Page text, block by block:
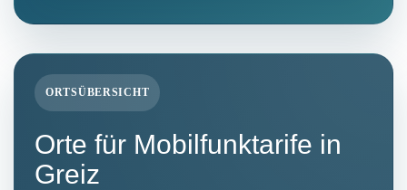
ORTSÜBERSICHT
Orte für Mobilfunktarife in
Greiz